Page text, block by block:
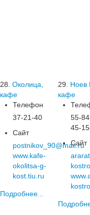
28. Околица,
кафе
Телефон
37-21-40
Сайт
postnikov_90@mail.ru
www.kafe-
okolitsa-g-
kost.tiu.ru
Подробнее...
29.
Ноев
кафе
55-
45-
Сайт